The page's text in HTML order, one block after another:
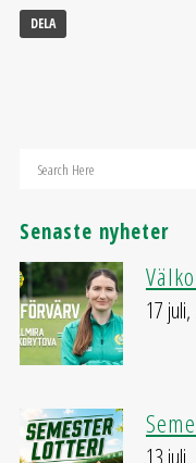
DELA
Senaste nyheter
17